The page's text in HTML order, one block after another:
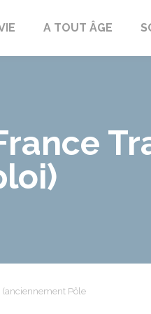
A TOUT ÂGE
Pôle